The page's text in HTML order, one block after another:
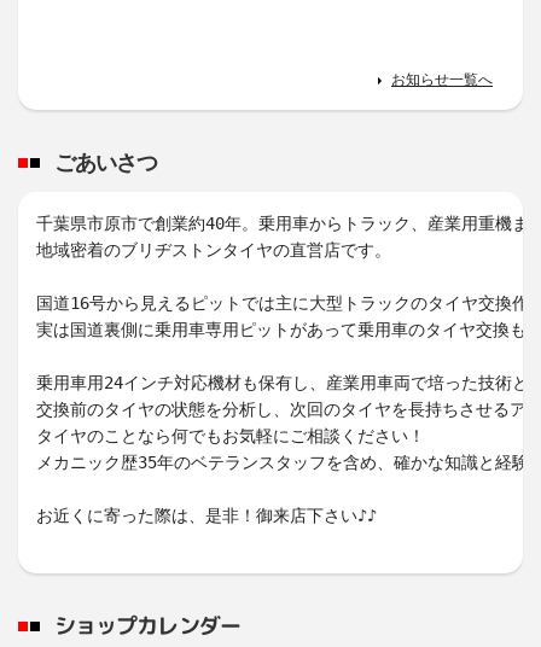
お知らせ一覧へ
ごあいさつ
千葉県市原市で創業約40年。乗用車からトラック、産業用重機ま
地域密着のブリヂストンタイヤの直営店です。
国道16号から見えるピットでは主に大型トラックのタイヤ交換作
実は国道裏側に乗用車専用ピットがあって乗用車のタイヤ交換も
乗用車用24インチ対応機材も保有し、産業用車両で培った技術と
交換前のタイヤの状態を分析し、次回のタイヤを長持ちさせるア
タイヤのことなら何でもお気軽にご相談ください！
メカニック歴35年のベテランスタッフを含め、確かな知識と経験
お近くに寄った際は、是非！御来店下さい♪♪
ショップカレンダー